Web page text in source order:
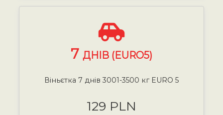
7 ДНІВ (EURO5)
Віньєтка 7 днів 3001-3500 кг EURO 5
129 PLN